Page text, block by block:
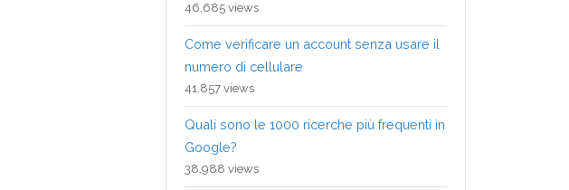
46,685 views
Come verificare un account senza usare il
numero di cellulare
41,857 views
Quali sono le 1000 ricerche più frequenti in
Google?
38,988 views